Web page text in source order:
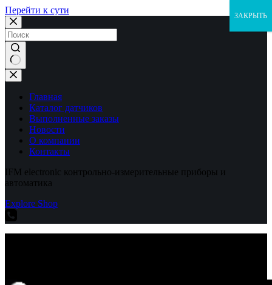
Перейти к сути
Ничего
не
найденоГлавная
Каталог датчиков
Выполненные заказы
Новости
О компании
Контакты
IFM electronic контрольно-измерительные приборы и
автоматика
Explore Shop
ЗАКРЫТЬ